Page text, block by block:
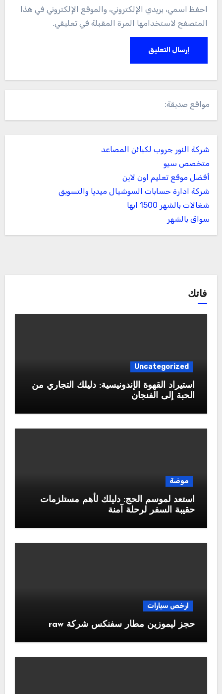
احفظ اسمي، بريدي الإلكتروني، والموقع الإلكتروني في هذا
المتصفح لاستخدامها المرة المقبلة في تعليقي.
مواقع صديقة:
شركة النور جروب لكبائن المصاعد
متخصص سيو
أفضل موقع تعليم اون لاين
شركة ادارة حسابات السوشيال ميديا والتسويق
شغالات بالشهر 1500 ابها
سواق بالشهر
فاتك
Uncategorized
استيراد القهوة الإندونيسية: دليلك التجاري من
الحبة إلى الفنجان
موضة
استعد لموسم الحج: دليلك لأهم مستلزمات
حقيبة السفر لرحلة آمنة
ارخص سيارات
حجز ليموزين مطار سفنكس شركة raw